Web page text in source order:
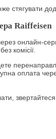
стягувати
Raiffeisen
онлайн-
комісії.
оплата